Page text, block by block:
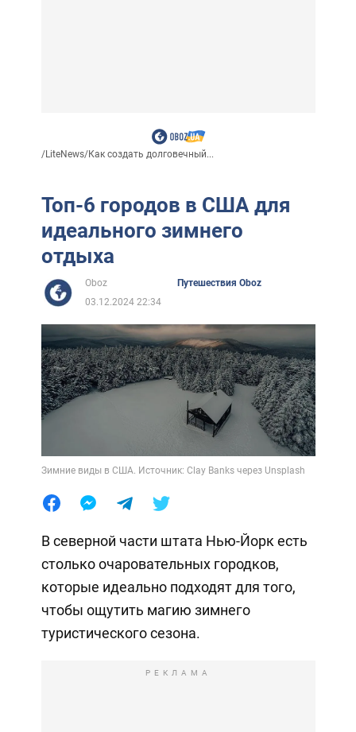
/LiteNews/Как создать долговечный...
Топ-6 городов в США для
идеального зимнего
отдыха
Oboz
Путешествия Oboz
03.12.2024 22:34
Зимние виды в США. Источник: Clay Banks через Unsplash
В северной части штата Нью-Йорк есть
столько очаровательных городков,
которые идеально подходят для того,
чтобы ощутить магию зимнего
туристического сезона.
РЕКЛАМА